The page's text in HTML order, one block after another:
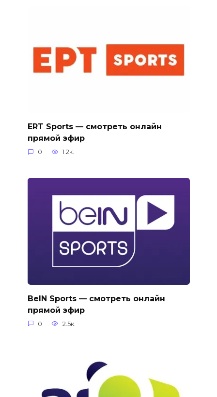
ERT Sports — смотреть онлайн
прямой эфир
0 1.2к.
BeIN Sports — смотреть онлайн
прямой эфир
0 2.5к.